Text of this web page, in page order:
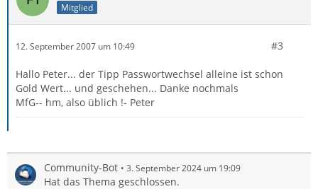
Mitglied
12. September 2007 um 10:49 #3
Hallo Peter... der Tipp Passwortwechsel alleine ist schon
Gold Wert... und geschehen... Danke nochmals
MfG-- hm, also üblich !- Peter
Community-Bot 3. September 2024 um 19:09
Hat das Thema geschlossen.